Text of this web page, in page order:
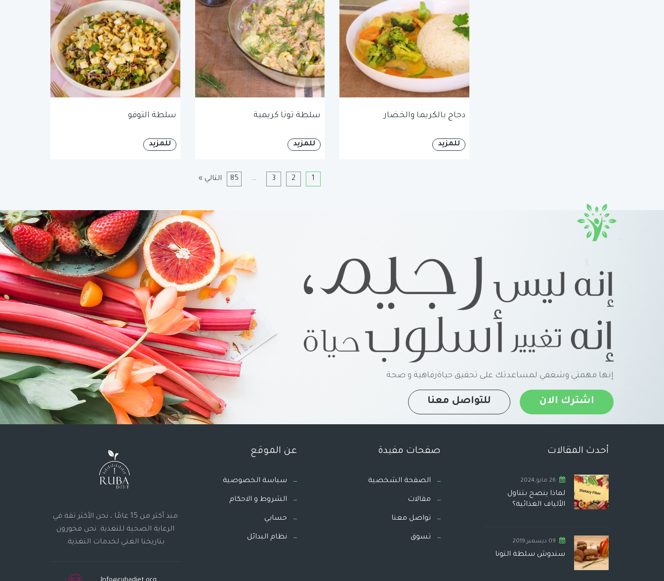
دجاج بالكريما والخضار
للمزيد
سلطة تونا كريمية
للمزيد
سلطة التوفو
للمزيد
1
2
3
…
85 التالي »
إنها مهمتي وشغفي لمساعدتك على تحقيق حياةرفاهية و صحة
اشترك الان للتواصل معنا
أحدث المقالات
26 مايو,2024
لماذا ينصح بتناول
الألياف الغذائية؟
09 ديسمبر,2019
سندوش سلطة التونا
صفحات مفيدة
الصفحة الشخصية
مقالات
تواصل معنا
تسوق
عن الموقع
سياسة الخصوصية
الشروط و الاحكام
حسابي
نظام البدائل
منذ أكثر من 15 عامًا ، نحن الأكثر ثقة في
الرعاية الصحية للتغذية. نحن فخورون
بتاريخنا الغني لخدمات التغذية.